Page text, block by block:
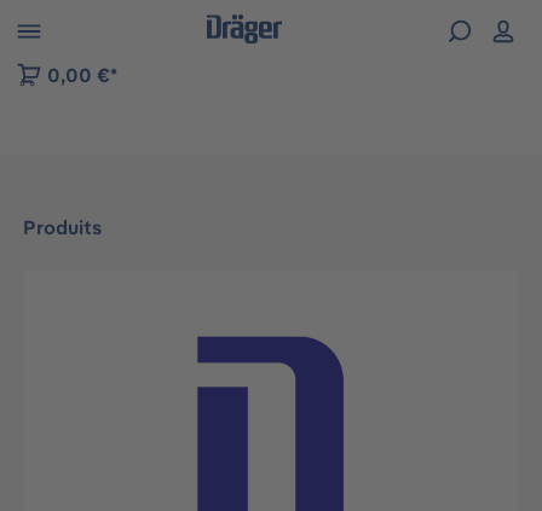
to B2B platform navigation
0,00 €*
Produits
Ignorer la galerie d'images